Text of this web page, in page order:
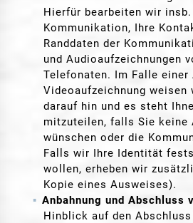
Hierfür bearbeiten wir
Kommunikation, Ihre
Randdaten der
und Audioaufzeichnungen
Telefonaten. Im Falle einer
Videoaufzeichnung weisen
darauf hin und es steht
mitzuteilen, falls Sie keine
wünschen oder die
Falls wir Ihre Identität
wollen, erheben wir
Kopie eines Ausweises).
Anbahnung und Abschluss
Hinblick auf den